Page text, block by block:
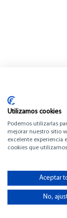
Utilizamos cookies
Podemos utilizarlas
mejorar nuestro sitio
excelente experiencia
cookies que
Aceptar
No,